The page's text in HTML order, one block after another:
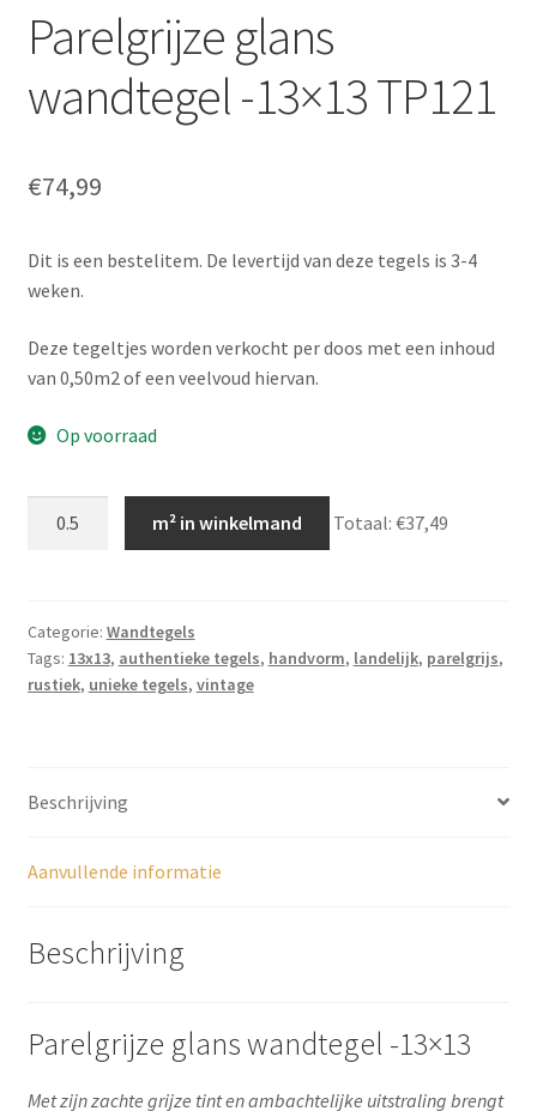
Parelgrijze glans
wandtegel -13×13 TP121
€74,99
Dit is een bestelitem. De levertijd van deze tegels is 3-4
weken.
Deze tegeltjes worden verkocht per doos met een inhoud
van 0,50m2 of een veelvoud hiervan.
Op voorraad
TP121
aantal
m² in winkelmand Totaal: €37,49
Categorie: Wandtegels
Tags: 13x13, authentieke tegels, handvorm, landelijk, parelgrijs,
rustiek, unieke tegels, vintage
Beschrijving
Aanvullende informatie
Beschrijving
Parelgrijze glans wandtegel -13×13
Met zijn zachte grijze tint en ambachtelijke uitstraling brengt